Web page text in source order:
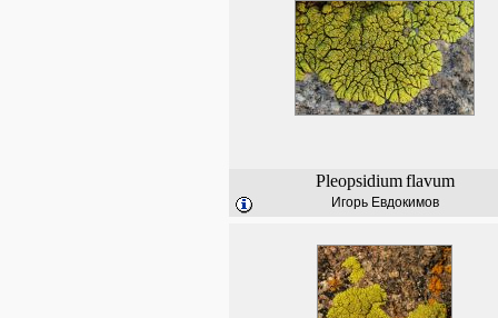
Pleopsidium flavum
Игорь Евдокимов